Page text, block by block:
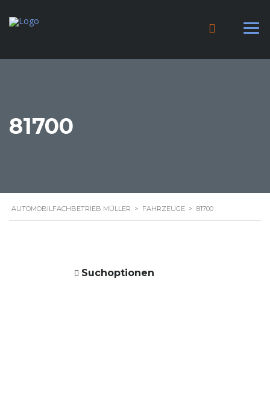
81700
AUTOMOBILFACHBETRIEB MÜLLER > FAHRZEUGE > 81700
Suchoptionen